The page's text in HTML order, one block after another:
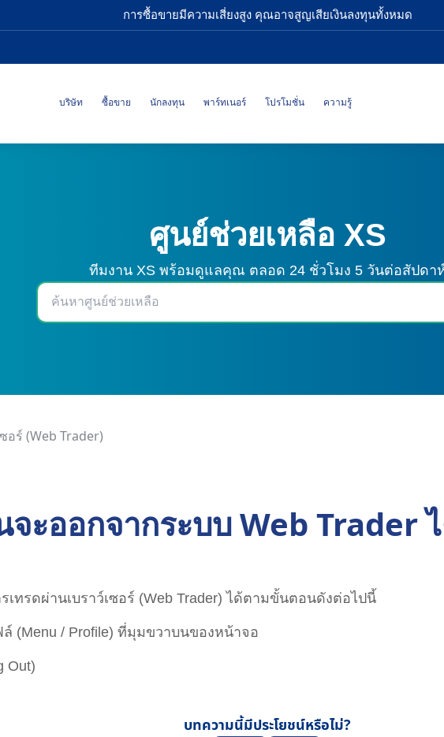
การซื้อขายมีความเสี่ยงสูง คุณอาจสูญเสียเงินลงทุนทั้งหมด
บริษัท ซื้อขาย นักลงทุน พาร์ทเนอร์ โปรโมชั่น ความรู้
ศูนย์ช่วยเหลือ XS
ทีมงาน XS พร้อมดูแลคุณ ตลอด 24 ชั่วโมง 5 วันต่อสัปดา
อร์ (Web Trader)
จะออกจากระบบ Web Trader
ทรดผ่านเบราว์เซอร์ (Web Trader) ได้ตามขั้นตอนดังต่อไปนี้
(Menu / Profile) ที่มุมขวาบนของหน้าจอ
Out)
บทความนี้มีประโยชน์หรือไม่?